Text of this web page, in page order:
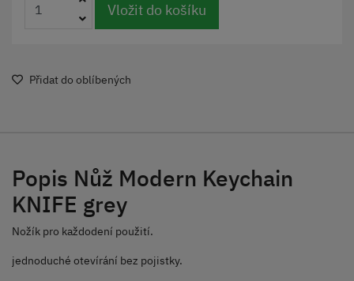
Vložit do košíku
Přidat do oblíbených
Popis Nůž Modern Keychain
KNIFE grey
Nožík pro každodení použití.
jednoduché otevírání bez pojistky.